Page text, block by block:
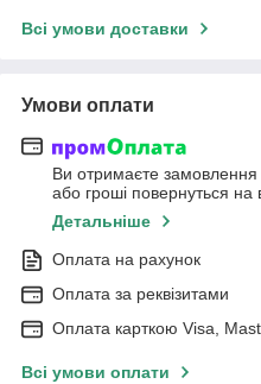
Всі умови доставки
Умови оплати
Ви отримаєте замовлення
або гроші повернуться на
Детальніше
Оплата на рахунок
Оплата за реквізитами
Оплата карткою Visa,
Всі умови оплати